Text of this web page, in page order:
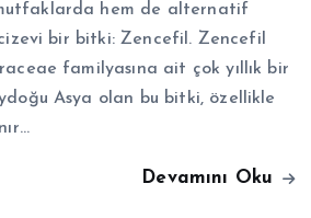
hem de alternatif
bir bitki: Zencefil. Zencefil
familyasına ait çok yıllık bir
Asya olan bu bitki, özellikle
Devamını Oku